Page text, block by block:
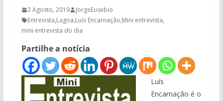
2 Agosto, 2019
JorgeEusebio
Entrevista,Lagoa,Luís Encarnação,Mini entrevista,
mini entrevista do dia
Partilhe a notícia
Luís
Encarnação é o